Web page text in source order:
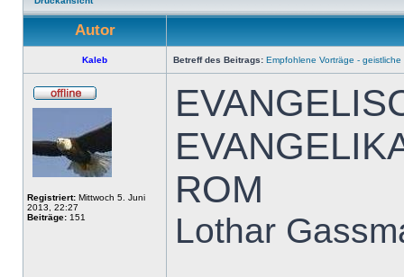
Autor
Kaleb Betreff des Beitrags: Empfohlene Vorträge - geistliche
Registriert: Mittwoch 5. Juni
2013, 22:27
Beiträge: 151
ROM
Lothar